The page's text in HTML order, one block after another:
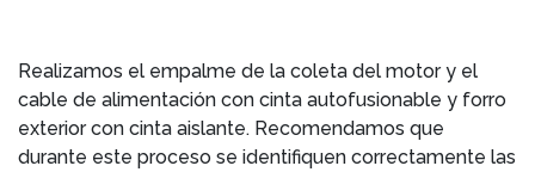
Realizamos el empalme de la coleta del motor y el
cable de alimentación con cinta autofusionable y forro
exterior con cinta aislante. Recomendamos que
durante este proceso se identifiquen correctamente las